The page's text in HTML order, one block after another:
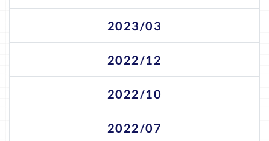
2023/03
2022/12
2022/10
2022/07